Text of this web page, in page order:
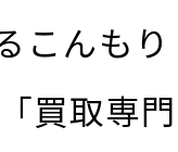
こんも
買取専